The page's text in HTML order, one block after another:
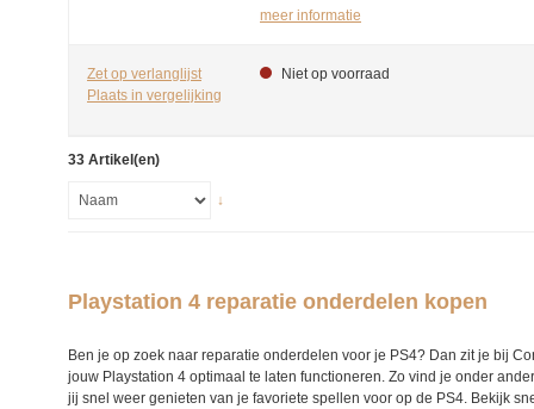
meer informatie
Zet op verlanglijst
Plaats in vergelijking
Niet op voorraad
33 Artikel(en)
↓
Playstation 4 reparatie onderdelen kopen
Ben je op zoek naar reparatie onderdelen voor je PS4? Dan zit je bij
jouw Playstation 4 optimaal te laten functioneren. Zo vind je onder
jij snel weer genieten van je favoriete spellen voor op de PS4. Bekijk